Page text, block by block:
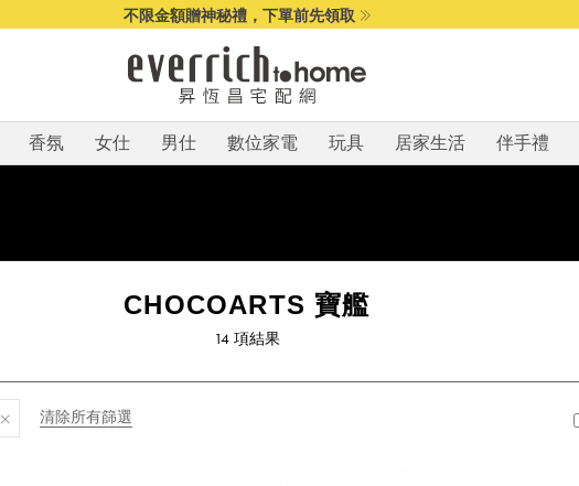
不限金額贈神秘禮，下單前先領取
香氛 女仕 男仕 數位家電 玩具 居家生活 伴手禮
CHOCOARTS 寶艦
14 項結果
清除所有篩選